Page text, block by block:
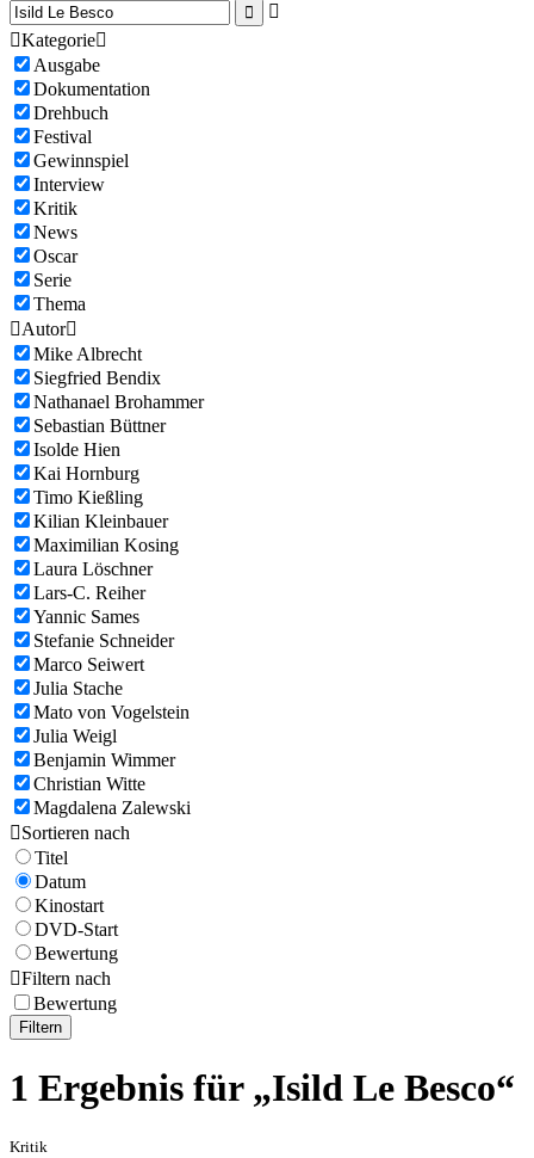


Kategorie
Ausgabe
Dokumentation
Drehbuch
Festival
Gewinnspiel
Interview
Kritik
News
Oscar
Serie
Thema
Autor
Mike Albrecht
Siegfried Bendix
Nathanael Brohammer
Sebastian Büttner
Isolde Hien
Kai Hornburg
Timo Kießling
Kilian Kleinbauer
Maximilian Kosing
Laura Löschner
Lars-C. Reiher
Yannic Sames
Stefanie Schneider
Marco Seiwert
Julia Stache
Mato von Vogelstein
Julia Weigl
Benjamin Wimmer
Christian Witte
Magdalena Zalewski
Sortieren nach
Titel
Datum
Kinostart
DVD-Start
Bewertung
Filtern nach
Bewertung
Filtern
1 Ergebnis für „Isild Le Besco“
Kritik